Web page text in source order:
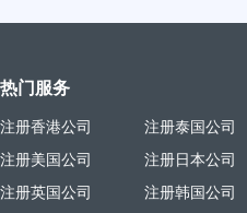
3分钟前用户提问：
热门服务
注册香港公司
注册美国公司
注册英国公司
注册泰国公司
注册日本公司
注册韩国公司